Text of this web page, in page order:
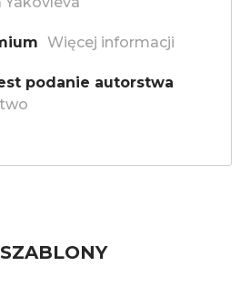
Więcej informacji
podanie autorstwa